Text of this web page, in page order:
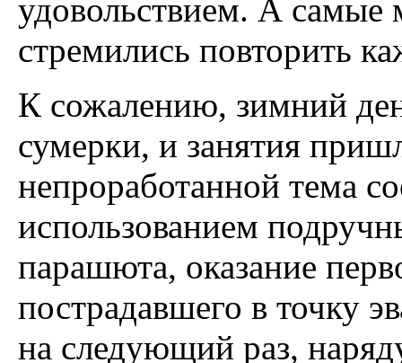
удовольствием. А самые
стремились повторить
К сожалению, зимний
сумерки, и занятия
непроработанной тема
использованием
парашюта, оказание
пострадавшего в точку
на следующий раз,